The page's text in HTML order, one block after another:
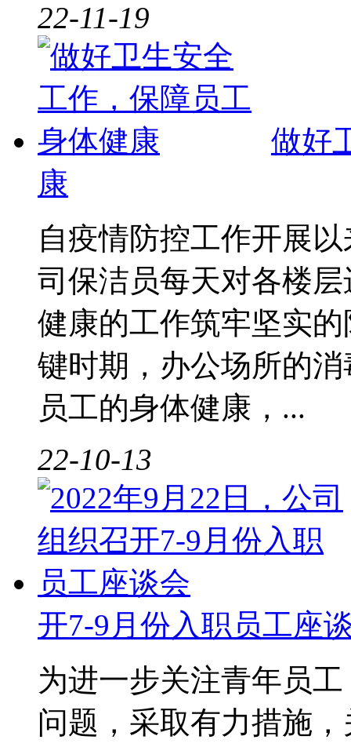
22-11-19
做好
康
自疫情防控工作开展
司保洁员每天对各楼
健康的工作筑牢坚实
键时期，办公场所的
员工的身体健康，...
22-10-13
开7-9月份入职员工座
为进一步关注青年员
问题，采取有力措施